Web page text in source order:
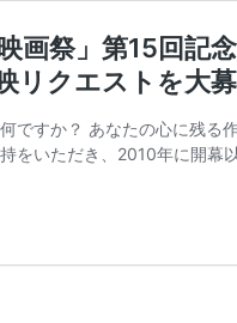
画祭」第15回
リクエストを大
ですか？ あなたの心に残
をいただき、2010年に開